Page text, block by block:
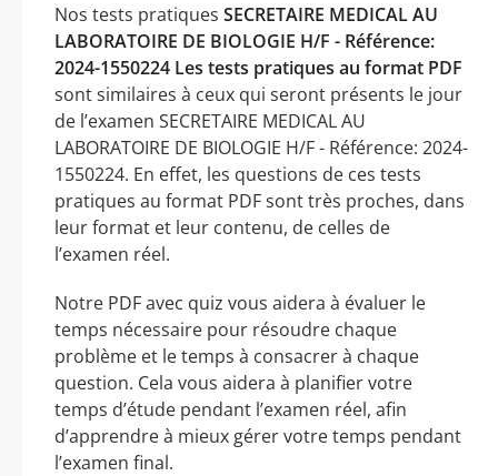
Nos tests pratiques SECRETAIRE MEDICAL AU
LABORATOIRE DE BIOLOGIE H/F - Référence:
2024-1550224 Les tests pratiques au format PDF
sont similaires à ceux qui seront présents le jour
de l’examen SECRETAIRE MEDICAL AU
LABORATOIRE DE BIOLOGIE H/F - Référence: 2024-
1550224. En effet, les questions de ces tests
pratiques au format PDF sont très proches, dans
leur format et leur contenu, de celles de
l’examen réel.
Notre PDF avec quiz vous aidera à évaluer le
temps nécessaire pour résoudre chaque
problème et le temps à consacrer à chaque
question. Cela vous aidera à planifier votre
temps d’étude pendant l’examen réel, afin
d’apprendre à mieux gérer votre temps pendant
l’examen final.